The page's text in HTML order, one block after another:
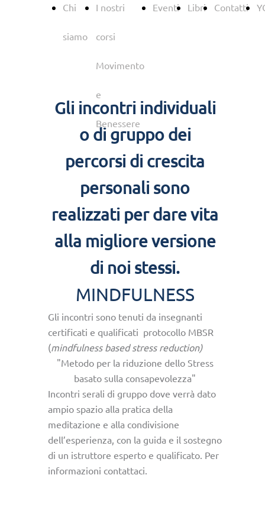
Chi
siamo
I nostri
corsi
Movimento
e
Benessere
Eventi Libri Contatti
Gli incontri individuali
o di gruppo dei
percorsi di crescita
personali sono
realizzati per dare vita
alla migliore versione
di noi stessi.
MINDFULNESS
Gli incontri sono tenuti da insegnanti
certificati e qualificati protocollo MBSR
(mindfulness based stress reduction)
"Metodo per la riduzione dello Stress
basato sulla consapevolezza"
Incontri serali di gruppo dove verrà dato
ampio spazio alla pratica della
meditazione e alla condivisione
dell’esperienza, con la guida e il sostegno
di un istruttore esperto e qualificato. Per
informazioni contattaci.